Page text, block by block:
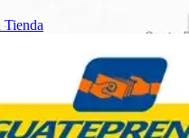
Tienda